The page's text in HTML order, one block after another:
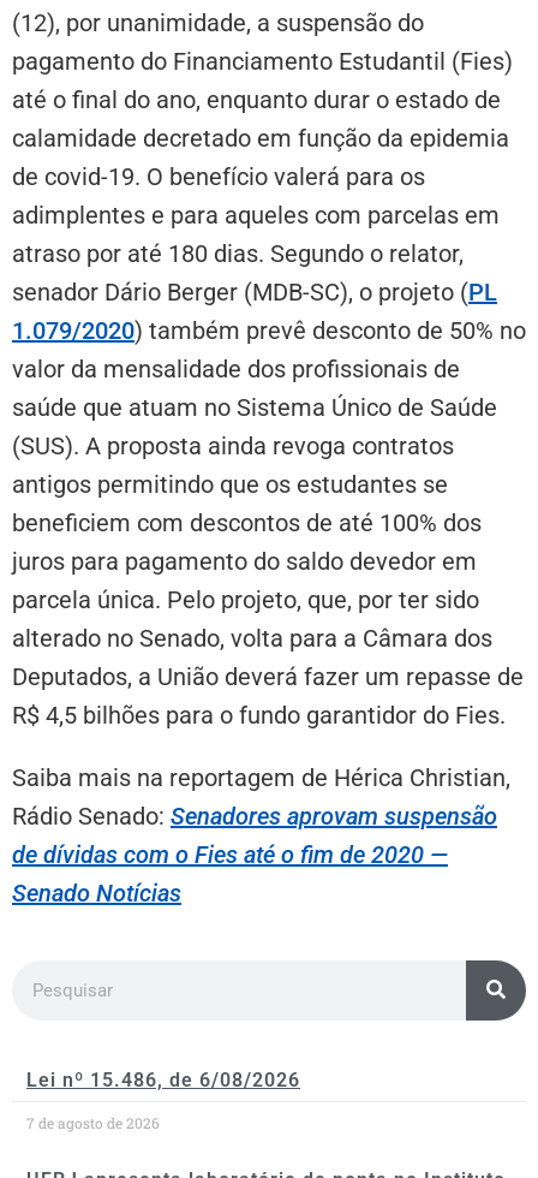
(12), por unanimidade, a suspensão do
pagamento do Financiamento Estudantil (Fies)
até o final do ano, enquanto durar o estado de
calamidade decretado em função da epidemia
de covid-19. O benefício valerá para os
adimplentes e para aqueles com parcelas em
atraso por até 180 dias. Segundo o relator,
senador Dário Berger (MDB-SC), o projeto (PL
1.079/2020) também prevê desconto de 50% no
valor da mensalidade dos profissionais de
saúde que atuam no Sistema Único de Saúde
(SUS). A proposta ainda revoga contratos
antigos permitindo que os estudantes se
beneficiem com descontos de até 100% dos
juros para pagamento do saldo devedor em
parcela única. Pelo projeto, que, por ter sido
alterado no Senado, volta para a Câmara dos
Deputados, a União deverá fazer um repasse de
R$ 4,5 bilhões para o fundo garantidor do Fies.
Saiba mais na reportagem de Hérica Christian,
Rádio Senado: Senadores aprovam suspensão
de dívidas com o Fies até o fim de 2020 —
Senado Notícias
Lei nº 15.486, de 6/08/2026
7 de agosto de 2026